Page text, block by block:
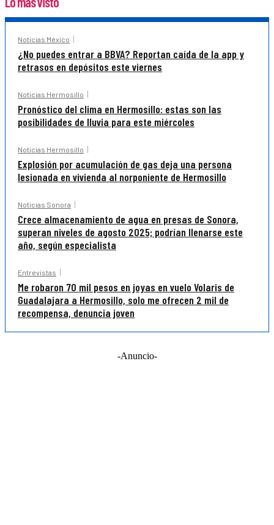
Noticias México
¿No puedes entrar a BBVA? Reportan caída de la app y
retrasos en depósitos este viernes
Noticias Hermosillo
Pronóstico del clima en Hermosillo: estas son las
posibilidades de lluvia para este miércoles
Noticias Hermosillo
Explosión por acumulación de gas deja una persona
lesionada en vivienda al norponiente de Hermosillo
Noticias Sonora
Crece almacenamiento de agua en presas de Sonora,
superan niveles de agosto 2025; podrían llenarse este
año, según especialista
Entrevistas
Me robaron 70 mil pesos en joyas en vuelo Volaris de
Guadalajara a Hermosillo, solo me ofrecen 2 mil de
recompensa, denuncia joven
-Anuncio-